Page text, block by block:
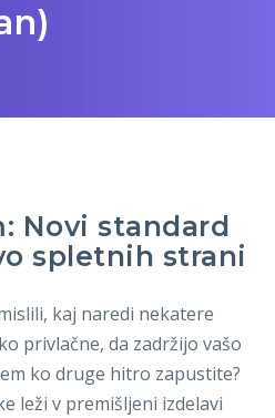
Novi standard
spletnih strani
kaj naredi nekatere
privlačne, da zadržijo vašo
ko druge hitro zapustite?
leži v premišljeni izdelavi